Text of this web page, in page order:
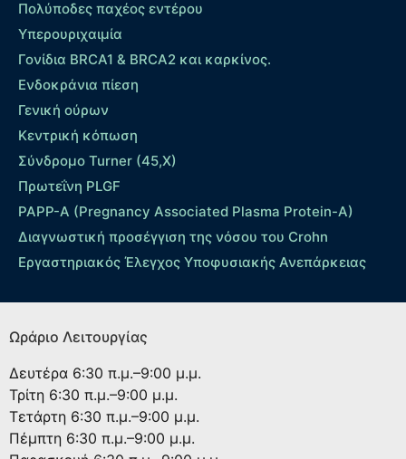
Πολύποδες παχέος εντέρου
Yπερουριχαιμία
Γονίδια BRCA1 & BRCA2 και καρκίνος.
Ενδοκράνια πίεση
Γενική ούρων
Κεντρική κόπωση
Σύνδρομο Turner (45,X)
Πρωτεΐνη PLGF
PAPP-A (Pregnancy Associated Plasma Protein-A)
Διαγνωστική προσέγγιση της νόσου του Crohn
Εργαστηριακός Έλεγχος Υποφυσιακής Ανεπάρκειας
Ωράριο Λειτουργίας
Δευτέρα 6:30 π.μ.–9:00 μ.μ.
Τρίτη 6:30 π.μ.–9:00 μ.μ.
Τετάρτη 6:30 π.μ.–9:00 μ.μ.
Πέμπτη 6:30 π.μ.–9:00 μ.μ.